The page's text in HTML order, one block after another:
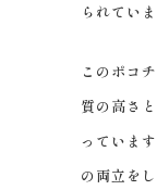
られていま
このポコ
質の高さ
っていま
の両立を